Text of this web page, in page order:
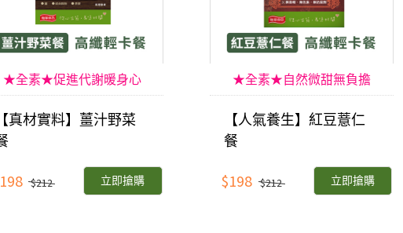
★全素★促進代謝暖身心
真材實料】薑汁野菜
$212 立即搶購
★全素★自然微甜無負擔
【人氣養生】紅豆薏仁
餐
$198 $212 立即搶購